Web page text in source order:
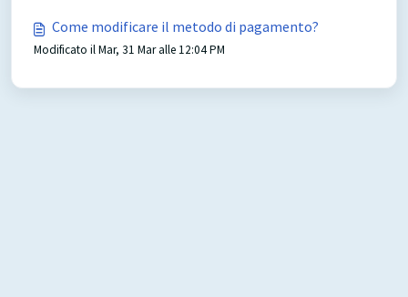
Come modificare il metodo di pagamento?
Modificato il Mar, 31 Mar alle 12:04 PM